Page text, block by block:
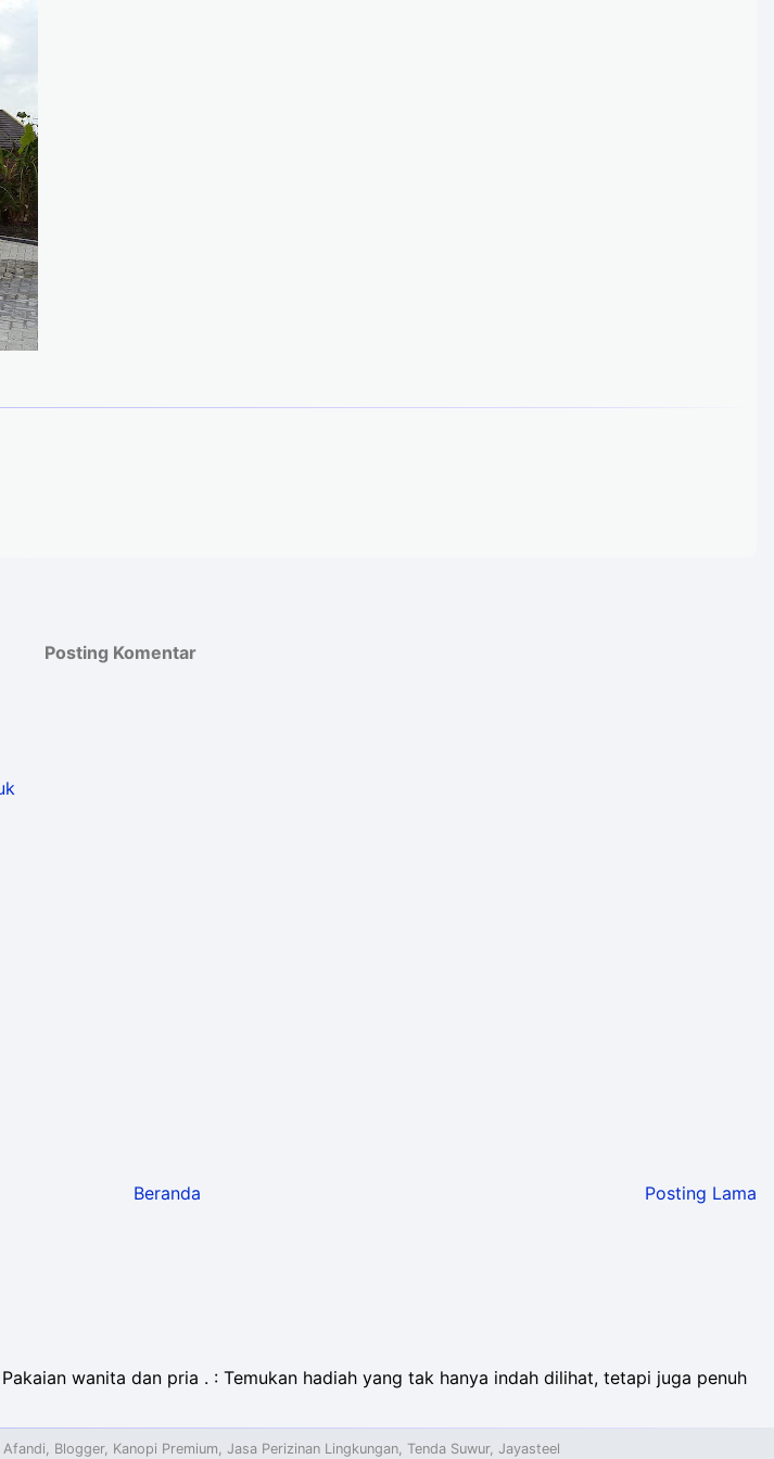
Posting Komentar
Posting Lama
Beranda
wanita dan pria . : Temukan hadiah yang tak hanya indah dilihat, tetapi juga penuh
Afandi Blogger, Kanopi Premium, Jasa Perizinan Lingkungan, Tenda Suwur, Jayasteel